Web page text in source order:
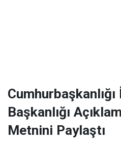
Başkanlığı
Metnini Paylaştı